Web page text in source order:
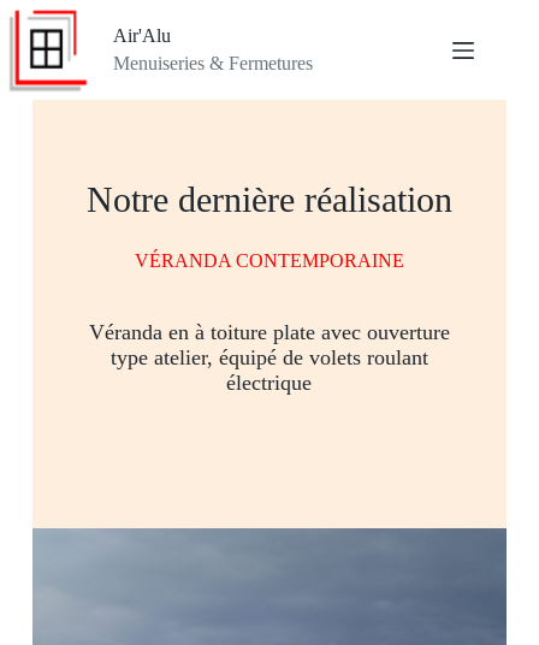
Air'Alu
Menuiseries & Fermetures
Notre dernière réalisation
VÉRANDA CONTEMPORAINE
Véranda en à toiture plate avec ouverture
type atelier, équipé de volets roulant
électrique